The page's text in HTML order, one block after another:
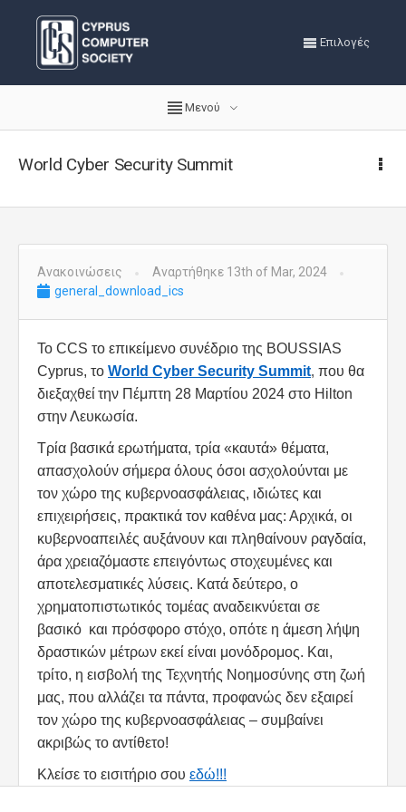
Επιλογές
Μενού
World Cyber Security Summit
Ανακοινώσεις
Αναρτήθηκε 13th of Mar, 2024
general_download_ics
Το CCS το επικείμενο συνέδριο της BOUSSIAS
Cyprus, το World Cyber Security Summit, που θα
διεξαχθεί την Πέμπτη 28 Μαρτίου 2024 στο Hilton
στην Λευκωσία.
Τρία βασικά ερωτήματα, τρία «καυτά» θέματα,
απασχολούν σήμερα όλους όσοι ασχολούνται με
τον χώρο της κυβερνοασφάλειας, ιδιώτες και
επιχειρήσεις, πρακτικά τον καθένα μας: Αρχικά, οι
κυβερνοαπειλές αυξάνουν και πληθαίνουν ραγδαία,
άρα χρειαζόμαστε επειγόντως στοχευμένες και
αποτελεσματικές λύσεις. Κατά δεύτερο, ο
χρηματοπιστωτικός τομέας αναδεικνύεται σε
βασικό και πρόσφορο στόχο, οπότε η άμεση λήψη
δραστικών μέτρων εκεί είναι μονόδρομος. Και,
τρίτο, η εισβολή της Τεχνητής Νοημοσύνης στη ζωή
μας, που αλλάζει τα πάντα, προφανώς δεν εξαιρεί
τον χώρο της κυβερνοασφάλειας – συμβαίνει
ακριβώς το αντίθετο!
Κλείσε το εισιτήριο σου εδώ!!!